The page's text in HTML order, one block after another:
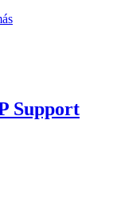
Support